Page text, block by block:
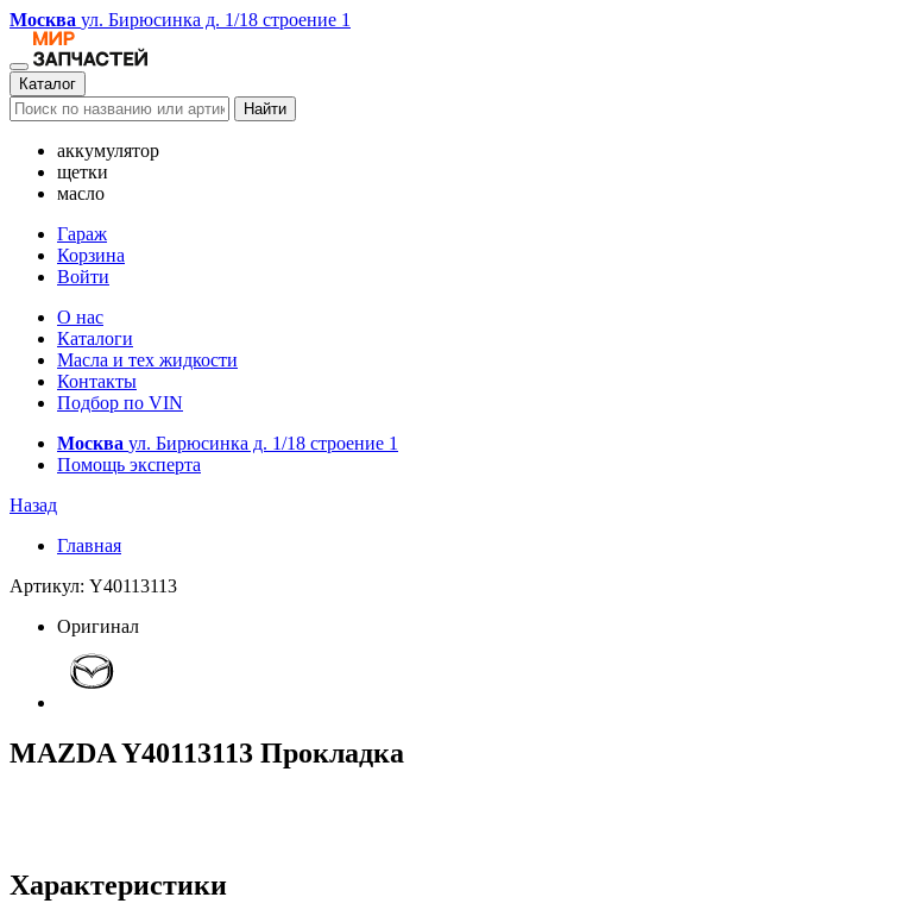
Москва ул. Бирюсинка д. 1/18 строение 1
Каталог
Найти
аккумулятор
щетки
масло
Гараж
Корзина
Войти
О нас
Каталоги
Масла и тех жидкости
Контакты
Подбор по VIN
Москва ул. Бирюсинка д. 1/18 строение 1
Помощь эксперта
Назад
Главная
Артикул: Y40113113
Оригинал
MAZDA Y40113113 Прокладка
Характеристики